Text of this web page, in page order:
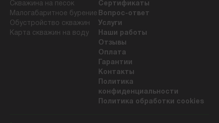
Скважина на песок
Малогабаритное бурение
Обустройство скважин
Карта скважин на воду
Сертификаты
Вопрос-ответ
Услуги
Наши работы
Отзывы
Оплата
Гарантии
Контакты
Политика
конфиденциальности
Политика обработки cookies